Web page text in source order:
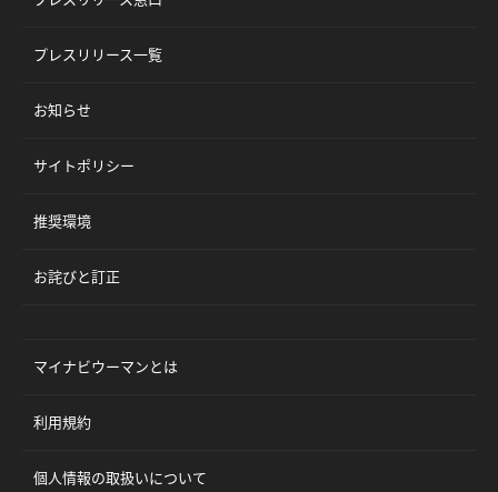
プレスリリース一覧
お知らせ
サイトポリシー
推奨環境
お詫びと訂正
マイナビウーマンとは
利用規約
個人情報の取扱いについて